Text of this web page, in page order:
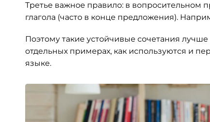
Третье важное правило: в вопросительном
глагола (часто в конце предложения).
Поэтому такие устойчивые сочетания
отдельных примерах, как используются и
языке.